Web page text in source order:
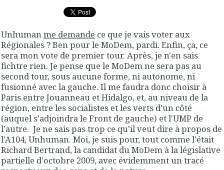
Unhumanme demande ce que je vais voter aux
Régionales ? Ben pour le MoDem, pardi. Enfin, ça, ce
sera mon vote de premier tour. Après, je n'en sais
fichtre rien. Je pense que le MoDem ne sera pas au
second tour, sous aucune forme, ni autonome, ni
fusionné avec la gauche. Il me faudra donc choisir à
Paris entre Jouanneau et Hidalgo, et, au niveau de la
région, entre les socialistes et les verts d'un côté
(auquel s'adjoindra le Front de gauche) et l'UMP de
l'autre. Je ne sais pas trop ce qu'il veut dire à propos de
l'A104, Unhuman. Moi, je suis pour, tout comme l'était
Richard Bertrand, la candidat du MoDem à la législative
partielle d'octobre 2009, avec évidemment un tracé